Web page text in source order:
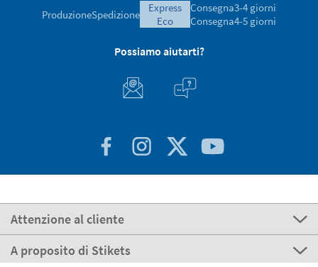
ProduzioneSpedizione
express
eco
Consegna3-4 giorni
Consegna4-5 giorni
Possiamo aiutarti?
Attenzione al cliente
A proposito di Stikets